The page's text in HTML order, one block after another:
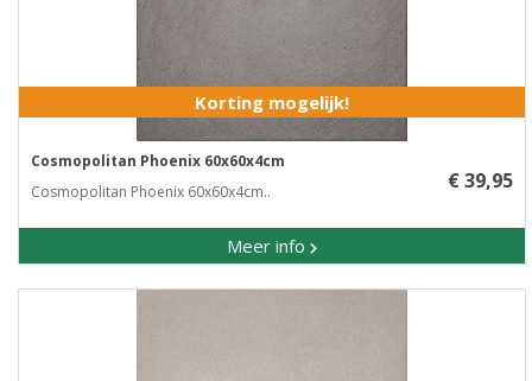
Korting mogelijk!
Cosmopolitan Phoenix 60x60x4cm
Cosmopolitan Phoenix 60x60x4cm..
Meer info
€ 39,95